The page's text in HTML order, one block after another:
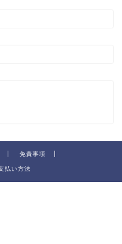
免責事項
い方法